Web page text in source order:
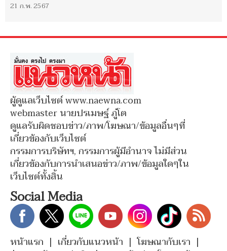
21 ก.พ. 2567
ผู้ดูแลเว็บไซต์ www.naewna.com
webmaster นายปรเมษฐ์ ภู่โต
ดูแลรับผิดชอบข่าว/ภาพ/โฆษณา/ข้อมูลอื่นๆที่
เกี่ยวข้องกับเว็บไซต์
กรรมการบริษัทฯ, กรรมการผู้มีอำนาจ ไม่มีส่วน
เกี่ยวข้องกับการนำเสนอข่าว/ภาพ/ข้อมูลใดๆใน
เว็บไซต์ทั้งสิ้น
Social Media
หน้าแรก | เกี่ยวกับแนวหน้า | โฆษณากับเรา |